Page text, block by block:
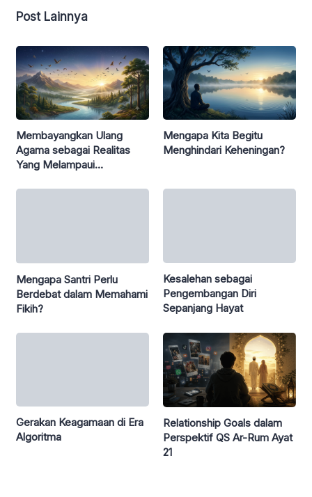
Post Lainnya
Membayangkan Ulang
Agama sebagai Realitas
Yang Melampaui
Mengapa Kita Begitu
Menghindari Keheningan?
Mengapa Santri Perlu
Berdebat dalam Memahami
Fikih?
Kesalehan sebagai
Pengembangan Diri
Sepanjang Hayat
Gerakan Keagamaan di Era
Algoritma
Relationship Goals dalam
Perspektif QS Ar-Rum Ayat
21